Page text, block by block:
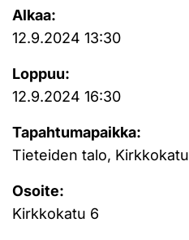
Alkaa:
12.9.2024 13:30
Loppuu:
12.9.2024 16:30
Tapahtumapaikka:
Tieteiden talo,
Osoite:
Kirkkokatu 6